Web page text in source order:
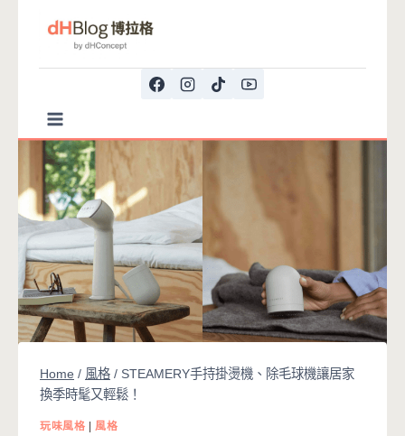
Home / 風格 / STEAMERY手持掛燙機、除毛球機讓居家
換季時髦又輕鬆！
玩味風格 |風格